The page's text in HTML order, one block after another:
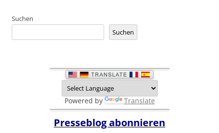
Suchen
Suchen
Powered by Translate
Presseblog abonnieren